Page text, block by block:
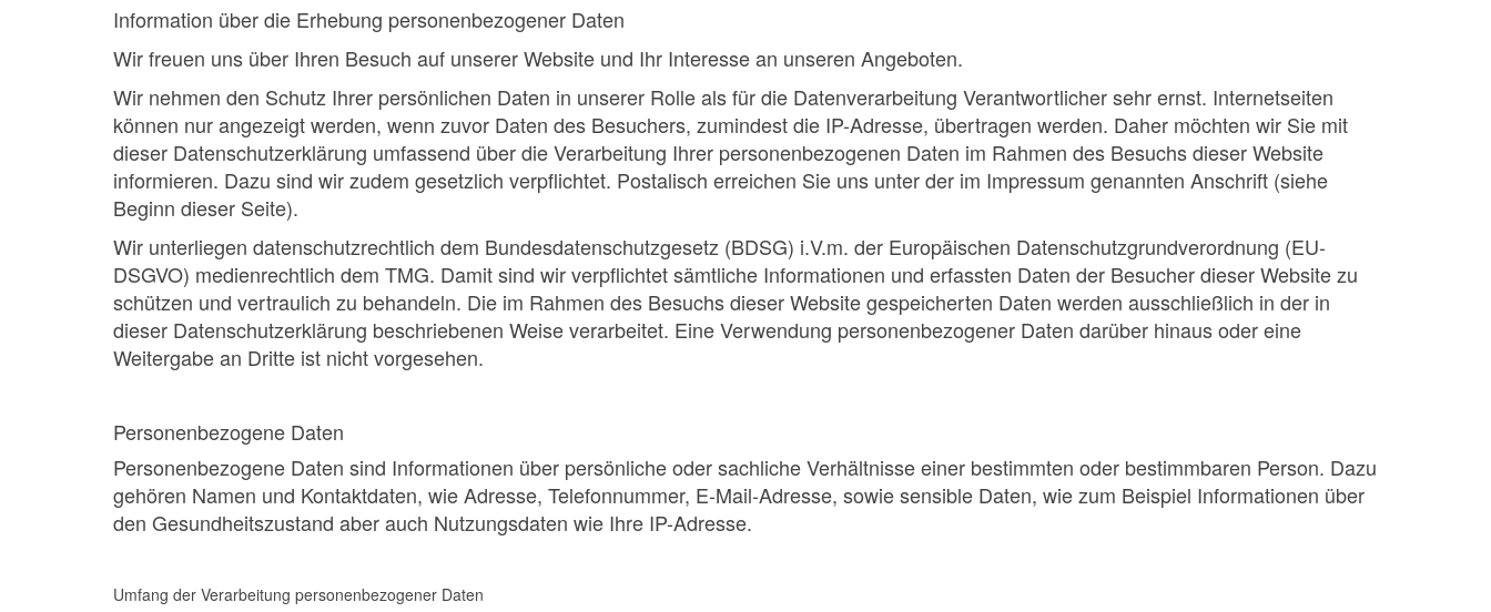
Information über die Erhebung personenbezogener Daten
Wir freuen uns über Ihren Besuch auf unserer Website und Ihr Interesse an unseren Angeboten.
Wir nehmen den Schutz Ihrer persönlichen Daten in unserer Rolle als für die Datenverarbeitung Verantwortlicher sehr ernst. Internetseiten
können nur angezeigt werden, wenn zuvor Daten des Besuchers, zumindest die IP-Adresse, übertragen werden. Daher möchten wir Sie mit
dieser Datenschutzerklärung umfassend über die Verarbeitung Ihrer personenbezogenen Daten im Rahmen des Besuchs dieser Website
informieren. Dazu sind wir zudem gesetzlich verpflichtet. Postalisch erreichen Sie uns unter der im Impressum genannten Anschrift (siehe
Beginn dieser Seite).
Wir unterliegen datenschutzrechtlich dem Bundesdatenschutzgesetz (BDSG) i.V.m. der Europäischen Datenschutzgrundverordnung (EU-
DSGVO) medienrechtlich dem TMG. Damit sind wir verpflichtet sämtliche Informationen und erfassten Daten der Besucher dieser Website zu
schützen und vertraulich zu behandeln. Die im Rahmen des Besuchs dieser Website gespeicherten Daten werden ausschließlich in der in
dieser Datenschutzerklärung beschriebenen Weise verarbeitet. Eine Verwendung personenbezogener Daten darüber hinaus oder eine
Weitergabe an Dritte ist nicht vorgesehen.
Personenbezogene Daten
Personenbezogene Daten sind Informationen über persönliche oder sachliche Verhältnisse einer bestimmten oder bestimmbaren Person. Dazu
gehören Namen und Kontaktdaten, wie Adresse, Telefonnummer, E-Mail-Adresse, sowie sensible Daten, wie zum Beispiel Informationen über
den Gesundheitszustand aber auch Nutzungsdaten wie Ihre IP-Adresse.
Umfang der Verarbeitung personenbezogener Daten